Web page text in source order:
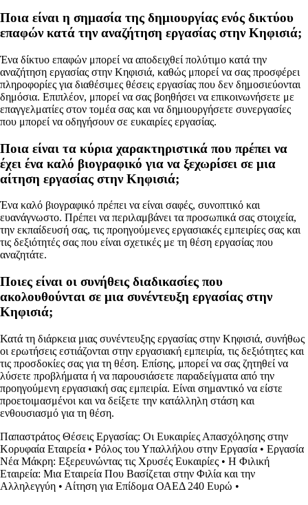
Ποια είναι η σημασία της δημιουργίας ενός δικτύου
επαφών κατά την αναζήτηση εργασίας στην Κηφισιά;
Ένα δίκτυο επαφών μπορεί να αποδειχθεί πολύτιμο κατά την
αναζήτηση εργασίας στην Κηφισιά, καθώς μπορεί να σας προσφέρει
πληροφορίες για διαθέσιμες θέσεις εργασίας που δεν δημοσιεύονται
δημόσια. Επιπλέον, μπορεί να σας βοηθήσει να επικοινωνήσετε με
επαγγελματίες στον τομέα σας και να δημιουργήσετε συνεργασίες
που μπορεί να οδηγήσουν σε ευκαιρίες εργασίας.
Ποια είναι τα κύρια χαρακτηριστικά που πρέπει να
έχει ένα καλό βιογραφικό για να ξεχωρίσει σε μια
αίτηση εργασίας στην Κηφισιά;
Ένα καλό βιογραφικό πρέπει να είναι σαφές, συνοπτικό και
ευανάγνωστο. Πρέπει να περιλαμβάνει τα προσωπικά σας στοιχεία,
την εκπαίδευσή σας, τις προηγούμενες εργασιακές εμπειρίες σας και
τις δεξιότητές σας που είναι σχετικές με τη θέση εργασίας που
αναζητάτε.
Ποιες είναι οι συνήθεις διαδικασίες που
ακολουθούνται σε μια συνέντευξη εργασίας στην
Κηφισιά;
Κατά τη διάρκεια μιας συνέντευξης εργασίας στην Κηφισιά, συνήθως
οι ερωτήσεις εστιάζονται στην εργασιακή εμπειρία, τις δεξιότητες και
τις προσδοκίες σας για τη θέση. Επίσης, μπορεί να σας ζητηθεί να
λύσετε προβλήματα ή να παρουσιάσετε παραδείγματα από την
προηγούμενη εργασιακή σας εμπειρία. Είναι σημαντικό να είστε
προετοιμασμένοι και να δείξετε την κατάλληλη στάση και
ενθουσιασμό για τη θέση.
Παπαστράτος Θέσεις Εργασίας: Οι Ευκαιρίες Απασχόλησης στην
Κορυφαία Εταιρεία • Ρόλος του Υπαλλήλου στην Εργασία • Εργασία
Νέα Μάκρη: Εξερευνώντας τις Χρυσές Ευκαιρίες • Η Φιλική
Εταιρεία: Μια Εταιρεία Που Βασίζεται στην Φιλία και την
Αλληλεγγύη • Αίτηση για Επίδομα ΟΑΕΔ 240 Ευρώ •